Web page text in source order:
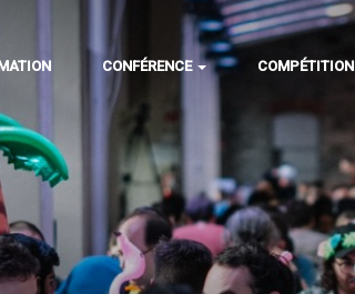
CONFÉRENCE COMPÉTITION